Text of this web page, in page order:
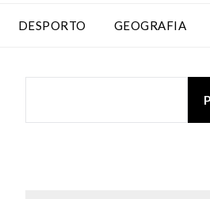
DESPORTO GEOGRAFIA